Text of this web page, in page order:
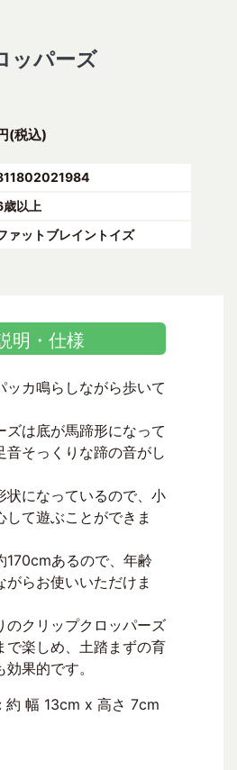
ッパーズ
(税込)
歳以上
ァットブレイントイズ
明・仕様
ッカ鳴らしながら歩いて
ズは底が馬蹄形になって
音そっくりな蹄の音がし
状になっているので、小
して遊ぶことができま
170cmあるので、年齢
がらお使いいただけま
のクリップクロッパーズ
で楽しめ、土踏まずの育
果的です。
約 幅 13cm x 高さ 7cm